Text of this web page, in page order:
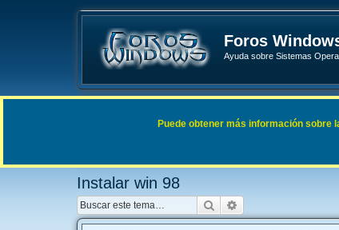
Foros
Ayuda sobre Sistemas
Enlaces rápidos FAQ
Instalar win 98
Buscar
Puede obtener más información sobre